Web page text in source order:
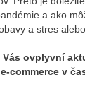
a ako
a stres
ovplyvní
commerce v